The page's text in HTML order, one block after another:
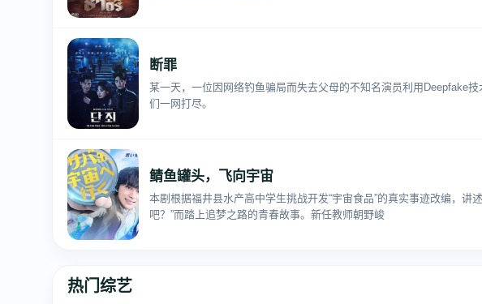
断罪
某一天，一位因网络钓鱼骗局而失去父母的不知名演员利用Deepfake
们一网打尽。
鲭鱼罐头，飞向宇宙
本剧根据福井县水产高中学生挑战开发“宇宙食品”的真实事迹改编，讲
吧？”而踏上追梦之路的青春故事。新任教师朝野峻
热门综艺